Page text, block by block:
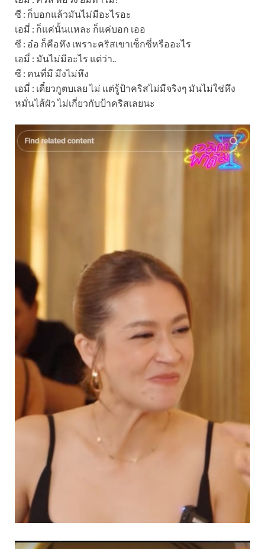
ซี : ก็บอกแล้วมันไม่มีอะไรอะ
เอมี่ : ก็แค่นั้นแหละ ก็แค่บอก เออ
ซี : อ๋อ ก็คือหึง เพราะคริสเขาเซ็กซี่หรืออะไร
เอมี่ : มันไม่มีอะไร แต่ว่า..
ซี : คนที่มี มึงไม่หึง
เอมี่ : เดี๋ยวกูตบเลย ไม่ แต่รู้ป้าคริสไม่มีจริงๆ มันไม่ใช่หึง
หมั่นไส้ผัว ไม่เกี่ยวกับป้าคริสเลยนะ